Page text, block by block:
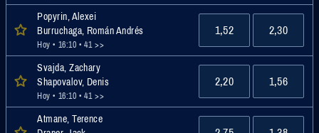
Popyrin, Alexei
Burruchaga, Román Andrés
Hoy • 16:10 • 41 >>
1,52 2,30
Svajda, Zachary
Shapovalov, Denis
Hoy • 16:10 • 41 >>
2,20 1,56
Atmane, Terence